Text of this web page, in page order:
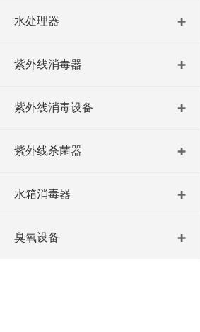
水处理器
紫外线消毒器
紫外线消毒设备
紫外线杀菌器
水箱消毒器
臭氧设备